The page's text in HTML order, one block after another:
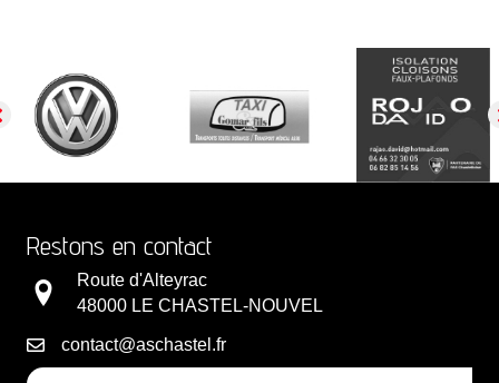
Restons en contact
Route d'Alteyrac
48000 LE CHASTEL-NOUVEL
contact@aschastel.fr